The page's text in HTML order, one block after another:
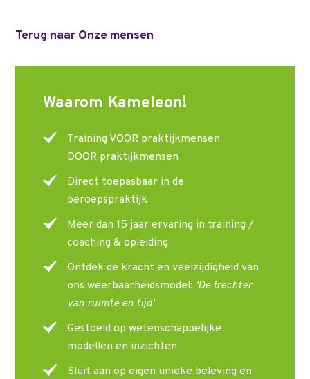
Terug naar Onze mensen
Waarom Kameleon!
Training VOOR praktijkmensen
DOOR praktijkmensen
Direct toepasbaar in de
beroepspraktijk
Meer dan 15 jaar ervaring in training /
coaching & opleiding
Ontdek de kracht en veelzijdigheid van
ons weerbaarheidsmodel: 'De trechter
van ruimte en tijd'
Gestoeld op wetenschappelijke
modellen en inzichten
Sluit aan op eigen unieke beleving en